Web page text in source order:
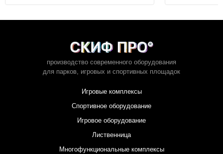
производство современного оборудования
для парков, игровых и спортивных площадок
Игровые комплексы
Спортивное оборудование
Игровое оборудование
Лиственница
Многофункциональные комплексы